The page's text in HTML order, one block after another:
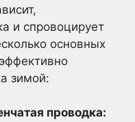
и спровоцирует
основных
зимой:
проводка: